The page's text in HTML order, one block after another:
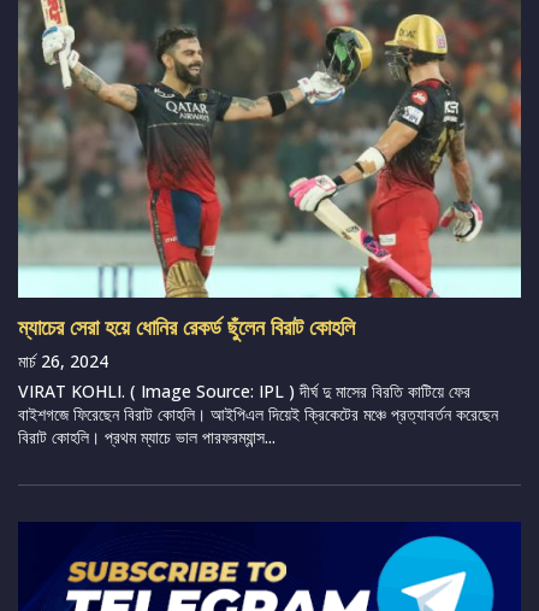
ম্যাচের সেরা হয়ে ধোনির রেকর্ড ছুঁলেন বিরাট কোহলি
মার্চ 26, 2024
VIRAT KOHLI. ( Image Source: IPL ) দীর্ঘ দু মাসের বিরতি কাটিয়ে ফের
বাইশগজে ফিরেছেন বিরাট কোহলি। আইপিএল দিয়েই ক্রিকেটের মঞ্চে প্রত্যাবর্তন করেছেন
বিরাট কোহলি। প্রথম ম্যাচে ভাল পারফরম্যান্স...